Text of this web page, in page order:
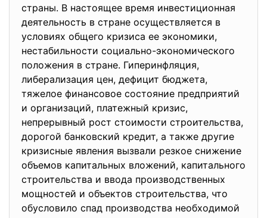
страны. В настоящее время инвестиционная
деятельность в стране осуществляется в
условиях общего кризиса ее экономики,
нестабильности социально-экономического
положения в стране. Гиперинфляция,
либерализация цен, дефицит бюджета,
тяжелое финансовое состояние предприятий
и организаций, платежный кризис,
непрерывный рост стоимости строительства,
дорогой банковский кредит, а также другие
кризисные явления вызвали резкое снижение
объемов капитальных вложений, капитального
строительства и ввода производственных
мощностей и объектов строительства, что
обусловило спад производства необходимой